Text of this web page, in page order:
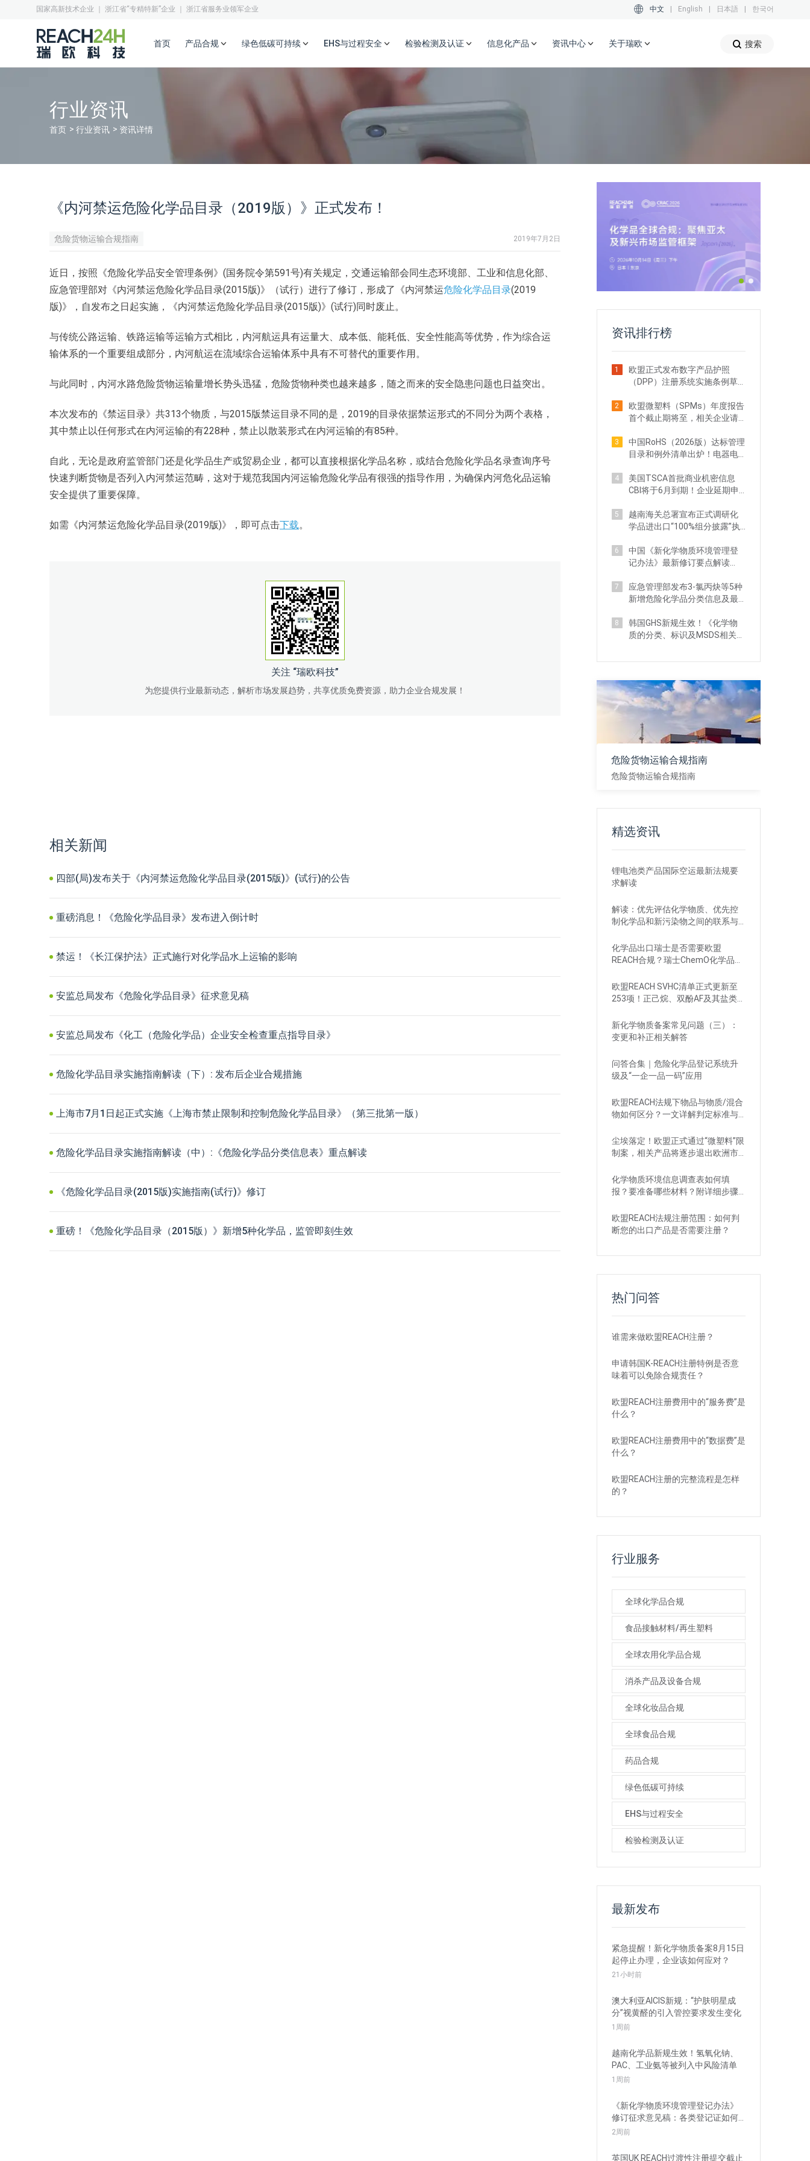
国家高新技术企业 ｜ 浙江省“专精特新”企业 ｜ 浙江省服务业领军企业 中文 English 日本語 한국어
首页 产品合规 绿色低碳可持续 EHS与过程安全 检验检测及认证 信息化产品 资讯中心 关于瑞欧 搜索
行业资讯
首页 行业资讯 资讯详情
《内河禁运危险化学品目录（2019版）》正式发布！
危险货物运输合规指南 2019年7月2日
近日，按照《危险化学品安全管理条例》 (国务院令第591号)有关规定，交通运输部会同生态环境部、工业和信息化部、
应急管理部对《内河禁运危险化学品目录(2015版)》 （试行） 进行了修订，形成了《内河禁运危险化学品目录(2019
版)》，自发布之日起实施，《内河禁运危险化学品目录(2015版)》 (试行)同时废止。
与传统公路运输、铁路运输等运输方式相比，内河航运具有运量大、成本低、能耗低、安全性能高等优势，作为综合运
输体系的一个重要组成部分，内河航运在流域综合运输体系中具有不可替代的重要作用。
与此同时，内河水路危险货物运输量增长势头迅猛，危险货物种类也越来越多，随之而来的安全隐患问题也日益突出。
本次发布的《禁运目录》共313个物质，与2015版禁运目录不同的是， 2019的目录依据禁运形式的不同分为两个表格，
其中禁止以任何形式在内河运输的有228种，禁止以散装形式在内河运输的有85种。
自此，无论是政府监管部门还是化学品生产或贸易企业，都可以直接根据化学品名称，或结合危险化学品名录查询序号
快速判断货物是否列入内河禁运范畴，这对于规范我国内河运输危险化学品有很强的指导作用，为确保内河危化品运输
安全提供了重要保障。
如需《内河禁运危险化学品目录(2019版)》，即可点击下载。
关注 “瑞欧科技”
为您提供行业最新动态，解析市场发展趋势，共享优质免费资源，助力企业合规发展！
相关新闻
四部(局)发布关于《内河禁运危险化学品目录(2015版)》(试行)的公告
重磅消息！《危险化学品目录》发布进入倒计时
禁运！《长江保护法》正式施行对化学品水上运输的影响
安监总局发布《危险化学品目录》征求意见稿
安监总局发布《化工（危险化学品）企业安全检查重点指导目录》
危险化学品目录实施指南解读（下）: 发布后企业合规措施
上海市7月1日起正式实施《上海市禁止限制和控制危险化学品目录》（第三批第一版）
危险化学品目录实施指南解读（中）:《危险化学品分类信息表》重点解读
《危险化学品目录(2015版)实施指南(试行)》修订
重磅！《危险化学品目录（2015版）》新增5种化学品，监管即刻生效
资讯排行榜
1
欧盟正式发布数字产品护照
（DPP）注册系统实施条例草
2
欧盟微塑料（SPMs）年度报告
首个截止期将至，相关企业请
3
中国RoHS（2026版）达标管理
目录和例外清单出炉！电器电
4
美国TSCA首批商业机密信息
CBI将于6月到期！企业延期申
5
越南海关总署宣布正式调研化
学品进出口“100%组分披露”执
6
中国《新化学物质环境管理登
记办法》最新修订要点解读
7
应急管理部发布3-氯丙炔等5种
新增危险化学品分类信息及最
8
韩国GHS新规生效！《化学物
质的分类、标识及MSDS相关标
危险货物运输合规指南
危险货物运输合规指南
精选资讯
锂电池类产品国际空运最新法规要
求解读
解读：优先评估化学物质、优先控
制化学品和新污染物之间的联系与
化学品出口瑞士是否需要欧盟
REACH合规？瑞士ChemO化学品法
欧盟REACH SVHC清单正式更新至
253项！正己烷、双酚AF及其盐类物
新化学物质备案常见问题（三）：
变更和补正相关解答
问答合集｜危险化学品登记系统升
级及“一企一品一码”应用
欧盟REACH法规下物品与物质/混合
物如何区分？一文详解判定标准与
尘埃落定！欧盟正式通过“微塑料”限
制案，相关产品将逐步退出欧洲市
化学物质环境信息调查表如何填
报？要准备哪些材料？附详细步骤
欧盟REACH法规注册范围：如何判
断您的出口产品是否需要注册？
热门问答
谁需来做欧盟REACH注册？
申请韩国K-REACH注册特例是否意
味着可以免除合规责任？
欧盟REACH注册费用中的“服务费”是
什么？
欧盟REACH注册费用中的“数据费”是
什么？
欧盟REACH注册的完整流程是怎样
的？
行业服务
全球化学品合规
食品接触材料/再生塑料
全球农用化学品合规
消杀产品及设备合规
全球化妆品合规
全球食品合规
药品合规
绿色低碳可持续
EHS与过程安全
检验检测及认证
最新发布
紧急提醒！新化学物质备案8月15日
起停止办理，企业该如何应对？
21小时前
澳大利亚AICIS新规：“护肤明星成
分”视黄醛的引入管控要求发生变化
1周前
越南化学品新规生效！氢氧化钠、
PAC、工业氨等被列入中风险清单
1周前
《新化学物质环境管理登记办法》
修订征求意见稿：各类登记证如何
衔接？
2周前
英国UK REACH过渡性注册提交截止